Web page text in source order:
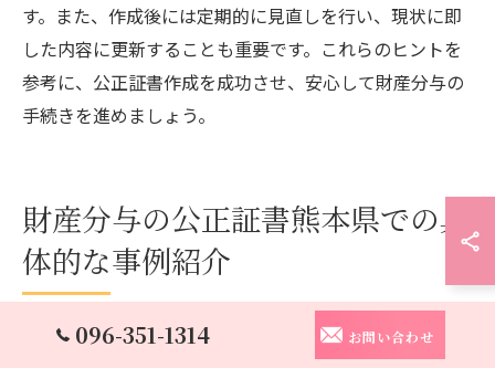
す。また、作成後には定期的に見直しを行い、現状に即
した内容に更新することも重要です。これらのヒントを
参考に、公正証書作成を成功させ、安心して財産分与の
手続きを進めましょう。
財産分与の公正証書熊本県での具
体的な事例紹介
熊本での実際の公正証書事例
096-351-1314 お問い合わせ